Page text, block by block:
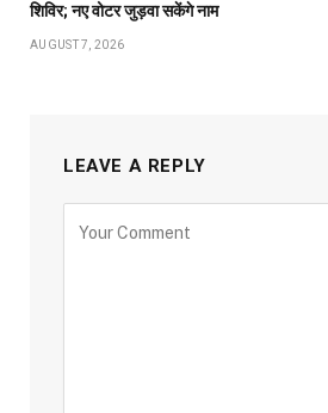
शिविर; नए वोटर जुड़वा सकेंगे नाम
AUGUST 7, 2026
LEAVE A REPLY